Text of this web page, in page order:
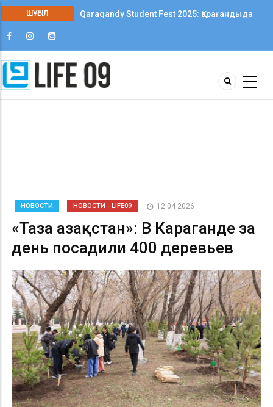
ШҰҒЫЛ
Qaragandy Student Fest 2025: Қарағандыда
НОВОСТИ НОВОСТИ - LIFE09 12 04 2026
«Таза Қазақстан»: В Караганде за
день посадили 400 деревьев